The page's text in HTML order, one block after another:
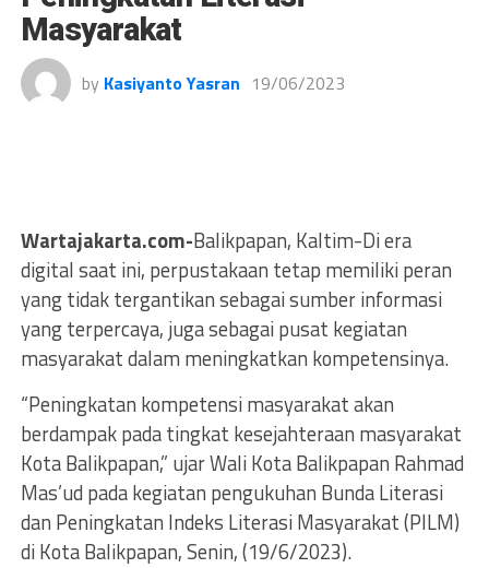
Masyarakat
by Kasiyanto Yasran 19/06/2023
Wartajakarta.com-Balikpapan, Kaltim-Di era
digital saat ini, perpustakaan tetap memiliki peran
yang tidak tergantikan sebagai sumber informasi
yang terpercaya, juga sebagai pusat kegiatan
masyarakat dalam meningkatkan kompetensinya.
“Peningkatan kompetensi masyarakat akan
berdampak pada tingkat kesejahteraan masyarakat
Kota Balikpapan,” ujar Wali Kota Balikpapan Rahmad
Mas’ud pada kegiatan pengukuhan Bunda Literasi
dan Peningkatan Indeks Literasi Masyarakat (PILM)
di Kota Balikpapan, Senin, (19/6/2023).